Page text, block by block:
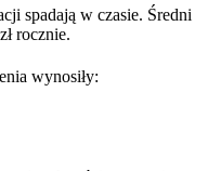
spadają w czasie. Średni
rocznie.
wynosiły: